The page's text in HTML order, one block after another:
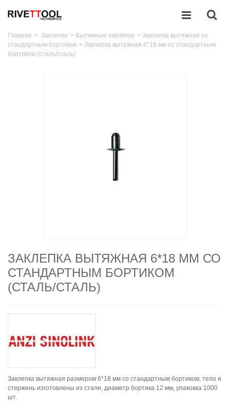
Главная > Заклепки > Вытяжные заклёпки > Заклепка вытяжная со
стандартным бортиком > Заклепка вытяжная 6*18 мм со стандартным
бортиком (сталь/сталь)
ЗАКЛЕПКА ВЫТЯЖНАЯ 6*18 ММ СО
СТАНДАРТНЫМ БОРТИКОМ
(СТАЛЬ/СТАЛЬ)
Заклепка вытяжная размером 6*18 мм со стандартным бортиком, тело и
стержень изготовлены из стали, диаметр бортика 12 мм, упаковка 1000
шт.